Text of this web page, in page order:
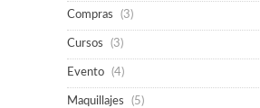
Compras (3)
Cursos (3)
Evento (4)
Maquillajes (5)